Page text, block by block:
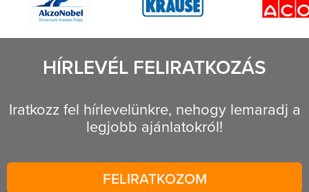
HÍRLEVÉL FELIRATKOZÁS
Iratkozz fel hírlevelünkre, nehogy lemaradj a
legjobb ajánlatokról!
FELIRATKOZOM